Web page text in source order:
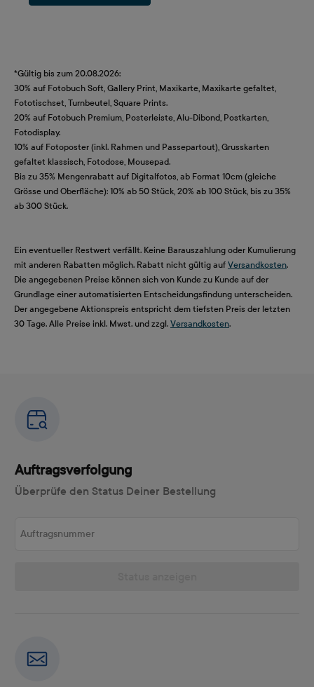
*Gültig bis zum 20.08.2026:
30% auf Fotobuch Soft, Gallery Print, Maxikarte, Maxikarte gefaltet,
Fototischset, Turnbeutel, Square Prints.
20% auf Fotobuch Premium, Posterleiste, Alu-Dibond, Postkarten,
Fotodisplay.
10% auf Fotoposter (inkl. Rahmen und Passepartout), Grusskarten
gefaltet klassisch, Fotodose, Mousepad.
Bis zu 35% Mengenrabatt auf Digitalfotos, ab Format 10cm (gleiche
Grösse und Oberfläche): 10% ab 50 Stück, 20% ab 100 Stück, bis zu 35%
ab 300 Stück.
Ein eventueller Restwert verfällt. Keine Barauszahlung oder Kumulierung
mit anderen Rabatten möglich. Rabatt nicht gültig auf Versandkosten.
Die angegebenen Preise können sich von Kunde zu Kunde auf der
Grundlage einer automatisierten Entscheidungsfindung unterscheiden.
Der angegebene Aktionspreis entspricht dem tiefsten Preis der letzten
30 Tage. Alle Preise inkl. Mwst. und zzgl. Versandkosten.
Auftragsverfolgung
Überprüfe den Status Deiner Bestellung